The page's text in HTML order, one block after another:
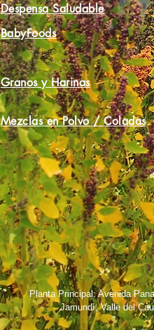
Despensa Saludable
BabyFoods
Granos y Harinas
Mezclas en Polvo / Coladas
Planta Principal: Avenida
Jamundí, Valle del